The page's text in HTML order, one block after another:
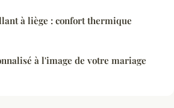
à liège : confort thermique
à l'image de votre mariage